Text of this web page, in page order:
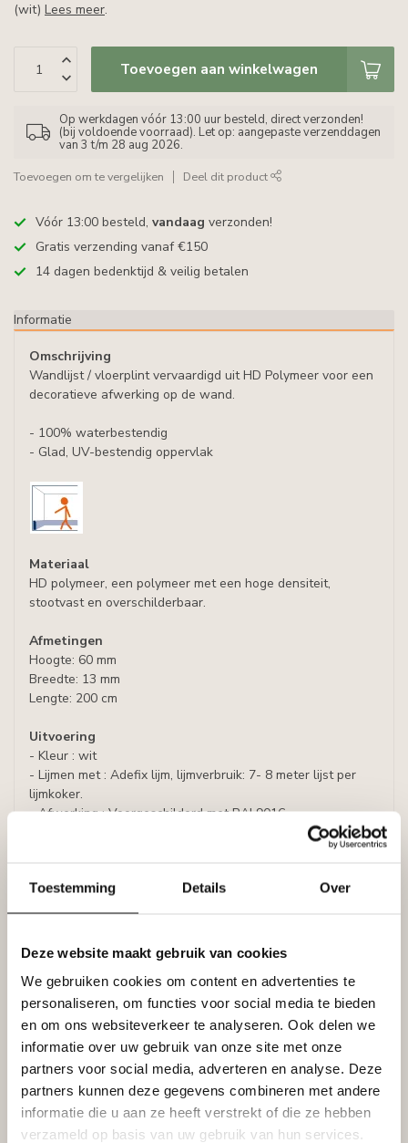
Toestemming Details Over
Deze website maakt gebruik van cookies
We gebruiken cookies om content en advertenties te
personaliseren, om functies voor social media te bieden
en om ons websiteverkeer te analyseren. Ook delen we
informatie over uw gebruik van onze site met onze
partners voor social media, adverteren en analyse. Deze
partners kunnen deze gegevens combineren met andere
informatie die u aan ze heeft verstrekt of die ze hebben
verzameld op basis van uw gebruik van hun services.
(wit) Lees meer.
Toevoegen aan winkelwagen
Op werkdagen vóór 13:00 uur besteld, direct verzonden!
(bij voldoende voorraad). Let op: aangepaste verzenddagen
van 3 t/m 28 aug 2026.
Toevoegen om te vergelijken Deel dit product
Vóór 13:00 besteld, vandaag verzonden!
Gratis verzending vanaf €150
14 dagen bedenktijd & veilig betalen
Informatie
Omschrijving
Wandlijst / vloerplint vervaardigd uit HD Polymeer voor een
decoratieve afwerking op de wand.
- 100% waterbestendig
- Glad, UV-bestendig oppervlak
Materiaal
HD polymeer, een polymeer met een hoge densiteit,
stootvast en overschilderbaar.
Afmetingen
Hoogte: 60 mm
Breedte: 13 mm
Lengte: 200 cm
Uitvoering
- Kleur : wit
- Lijmen met : Adefix lijm, lijmverbruik: 7- 8 meter lijst per
lijmkoker.
- Afwerking : Voorgeschilderd met RAL9016
Plint FB.1 Finished
Leverancier
Reviews
Tags
Gerelateerde producten
NMC
NMC Adefix lijmkoker 310 ml
Op voorraad
€8,95